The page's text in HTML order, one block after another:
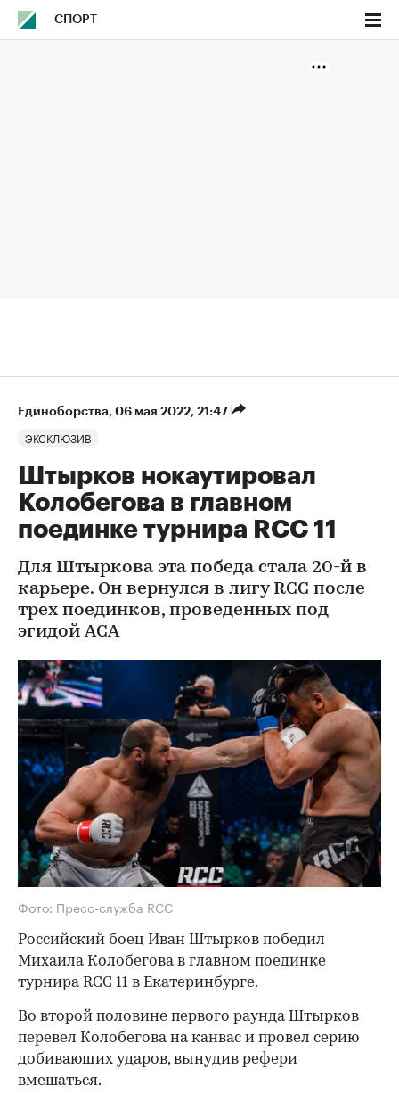
СПОРТ
Единоборства⁠, 06 мая 2022, 21:47
ЭКСКЛЮЗИВ
Штырков нокаутировал
Колобегова в главном
поединке турнира RCC 11
Для Штыркова эта победа стала 20-й в
карьере. Он вернулся в лигу RCC после
трех поединков, проведенных под
эгидой ACA
Фото: Пресс-служба RCC
Российский боец Иван Штырков победил
Михаила Колобегова в главном поединке
турнира RCC 11 в Екатеринбурге.
Во второй половине первого раунда Штырков
перевел Колобегова на канвас и провел серию
добивающих ударов, вынудив рефери
вмешаться.